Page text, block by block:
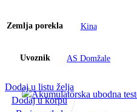
Zemlja porekla Kina
Uvoznik AS Domžale
Dodaj u listu želja
Dodaj u korpu